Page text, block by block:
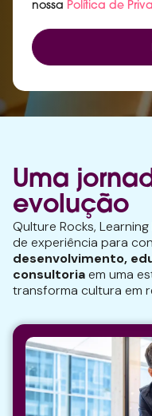
nossa Política de
Uma
evolução
Qulture Rocks,
de experiência para
desenvolvimento,
consultoriaem uma
transforma cultura em